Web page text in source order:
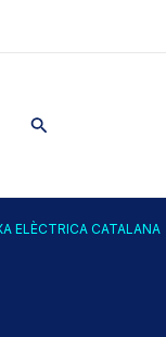
Cerca
ELÈCTRICA CATALANA